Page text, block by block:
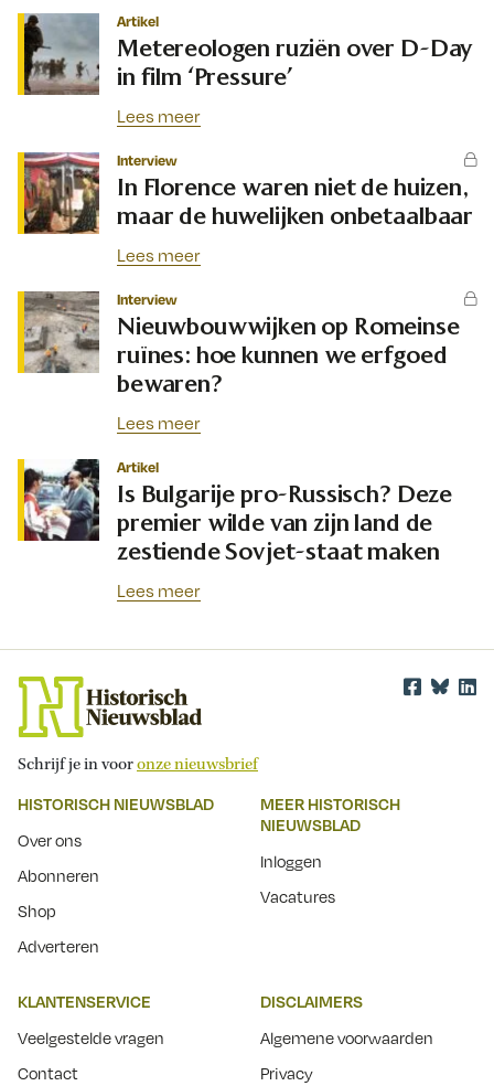
Artikel
Metereologen ruziën over D-Day
in film ‘Pressure’
Lees meer
Interview
In Florence waren niet de huizen,
maar de huwelijken onbetaalbaar
Lees meer
Interview
Nieuwbouwwijken op Romeinse
ruïnes: hoe kunnen we erfgoed
bewaren?
Lees meer
Artikel
Is Bulgarije pro-Russisch? Deze
premier wilde van zijn land de
zestiende Sovjet-staat maken
Lees meer
Schrijf je in vooronze nieuwsbrief
HISTORISCH NIEUWSBLAD
Over ons
Abonneren
Shop
Adverteren
MEER HISTORISCH
NIEUWSBLAD
Inloggen
Vacatures
KLANTENSERVICE
Veelgestelde vragen
Contact
DISCLAIMERS
Algemene voorwaarden
Privacy